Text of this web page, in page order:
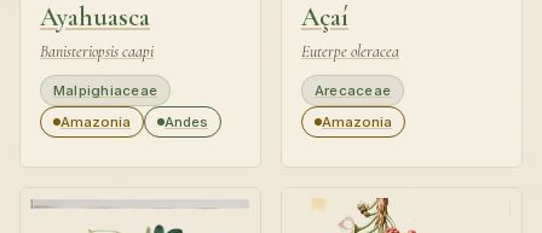
Ayahuasca
Banisteriopsis caapi
Malpighiaceae
Amazonia
Andes
Açaí
Euterpe oleracea
Arecaceae
Amazonia